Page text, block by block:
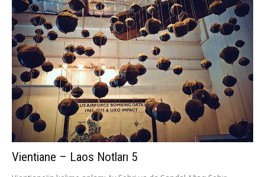
Vientiane – Laos Notları 5